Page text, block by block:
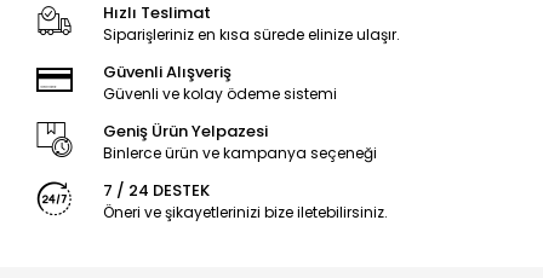
Hızlı Teslimat
Siparişleriniz en kısa sürede elinize ulaşır.
Güvenli Alışveriş
Güvenli ve kolay ödeme sistemi
Geniş Ürün Yelpazesi
Binlerce ürün ve kampanya seçeneği
7 / 24 DESTEK
Öneri ve şikayetlerinizi bize iletebilirsiniz.